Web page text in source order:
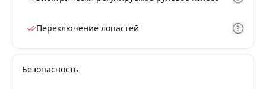
Переключение лопастей
Безопасность